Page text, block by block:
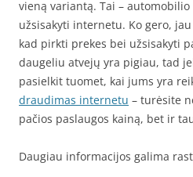
vieną variantą. Tai –
užsisakyti internetu. Ko gero,
kad pirkti prekes bei užsisakyti
daugeliu atvejų yra pigiau, tad
pasielkit tuomet, kai jums yra
draudimas internetu – turėsite
pačios paslaugos kainą, bet ir
Daugiau informacijos galima